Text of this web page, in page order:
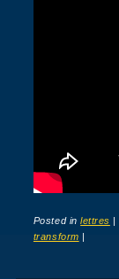
Posted inlettres |
transform |